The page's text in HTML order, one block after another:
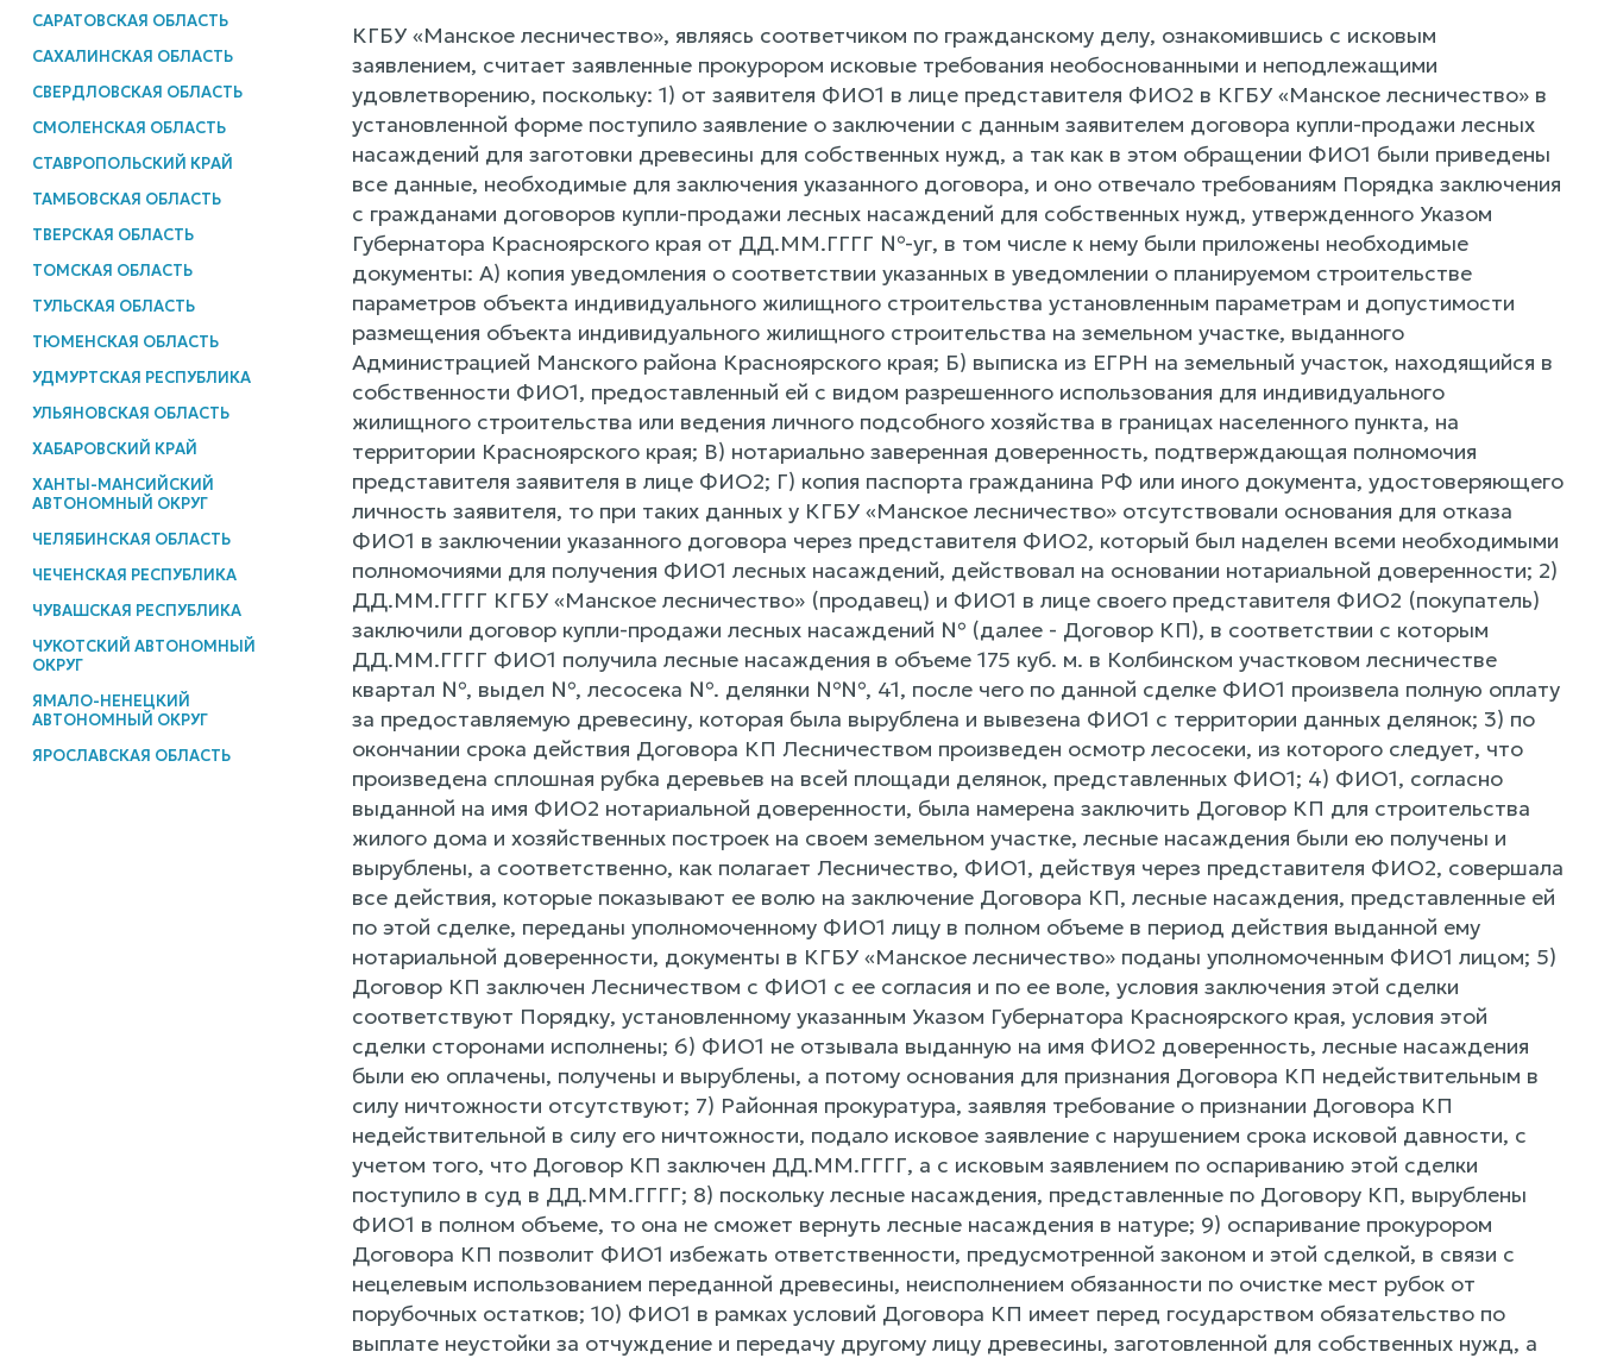
САРАТОВСКАЯ ОБЛАСТЬ
САХАЛИНСКАЯ ОБЛАСТЬ
СВЕРДЛОВСКАЯ ОБЛАСТЬ
СМОЛЕНСКАЯ ОБЛАСТЬ
СТАВРОПОЛЬСКИЙ КРАЙ
ТАМБОВСКАЯ ОБЛАСТЬ
ТВЕРСКАЯ ОБЛАСТЬ
ТОМСКАЯ ОБЛАСТЬ
ТУЛЬСКАЯ ОБЛАСТЬ
ТЮМЕНСКАЯ ОБЛАСТЬ
УДМУРТСКАЯ РЕСПУБЛИКА
УЛЬЯНОВСКАЯ ОБЛАСТЬ
ХАБАРОВСКИЙ КРАЙ
ХАНТЫ-МАНСИЙСКИЙ
АВТОНОМНЫЙ ОКРУГ
ЧЕЛЯБИНСКАЯ ОБЛАСТЬ
ЧЕЧЕНСКАЯ РЕСПУБЛИКА
ЧУВАШСКАЯ РЕСПУБЛИКА
ЧУКОТСКИЙ АВТОНОМНЫЙ
ОКРУГ
ЯМАЛО-НЕНЕЦКИЙ
АВТОНОМНЫЙ ОКРУГ
ЯРОСЛАВСКАЯ ОБЛАСТЬ
КГБУ «Манское лесничество», являясь соответчиком по гражданскому делу, ознакомившись с исковым
заявлением, считает заявленные прокурором исковые требования необоснованными и неподлежащими
удовлетворению, поскольку: 1) от заявителя ФИО1 в лице представителя ФИО2 в КГБУ «Манское лесничество» в
установленной форме поступило заявление о заключении с данным заявителем договора купли-продажи лесных
насаждений для заготовки древесины для собственных нужд, а так как в этом обращении ФИО1 были приведены
все данные, необходимые для заключения указанного договора, и оно отвечало требованиям Порядка заключения
с гражданами договоров купли-продажи лесных насаждений для собственных нужд, утвержденного Указом
Губернатора Красноярского края от ДД.ММ.ГГГГ №-уг, в том числе к нему были приложены необходимые
документы: А) копия уведомления о соответствии указанных в уведомлении о планируемом строительстве
параметров объекта индивидуального жилищного строительства установленным параметрам и допустимости
размещения объекта индивидуального жилищного строительства на земельном участке, выданного
Администрацией Манского района Красноярского края; Б) выписка из ЕГРН на земельный участок, находящийся в
собственности ФИО1, предоставленный ей с видом разрешенного использования для индивидуального
жилищного строительства или ведения личного подсобного хозяйства в границах населенного пункта, на
территории Красноярского края; В) нотариально заверенная доверенность, подтверждающая полномочия
представителя заявителя в лице ФИО2; Г) копия паспорта гражданина РФ или иного документа, удостоверяющего
личность заявителя, то при таких данных у КГБУ «Манское лесничество» отсутствовали основания для отказа
ФИО1 в заключении указанного договора через представителя ФИО2, который был наделен всеми необходимыми
полномочиями для получения ФИО1 лесных насаждений, действовал на основании нотариальной доверенности; 2)
ДД.ММ.ГГГГ КГБУ «Манское лесничество» (продавец) и ФИО1 в лице своего представителя ФИО2 (покупатель)
заключили договор купли-продажи лесных насаждений № (далее - Договор КП), в соответствии с которым
ДД.ММ.ГГГГ ФИО1 получила лесные насаждения в объеме 175 куб. м. в Колбинском участковом лесничестве
квартал №, выдел №, лесосека №. делянки №№, 41, после чего по данной сделке ФИО1 произвела полную оплату
за предоставляемую древесину, которая была вырублена и вывезена ФИО1 с территории данных делянок; 3) по
окончании срока действия Договора КП Лесничеством произведен осмотр лесосеки, из которого следует, что
произведена сплошная рубка деревьев на всей площади делянок, представленных ФИО1; 4) ФИО1, согласно
выданной на имя ФИО2 нотариальной доверенности, была намерена заключить Договор КП для строительства
жилого дома и хозяйственных построек на своем земельном участке, лесные насаждения были ею получены и
вырублены, а соответственно, как полагает Лесничество, ФИО1, действуя через представителя ФИО2, совершала
все действия, которые показывают ее волю на заключение Договора КП, лесные насаждения, представленные ей
по этой сделке, переданы уполномоченному ФИО1 лицу в полном объеме в период действия выданной ему
нотариальной доверенности, документы в КГБУ «Манское лесничество» поданы уполномоченным ФИО1 лицом; 5)
Договор КП заключен Лесничеством с ФИО1 с ее согласия и по ее воле, условия заключения этой сделки
соответствуют Порядку, установленному указанным Указом Губернатора Красноярского края, условия этой
сделки сторонами исполнены; 6) ФИО1 не отзывала выданную на имя ФИО2 доверенность, лесные насаждения
были ею оплачены, получены и вырублены, а потому основания для признания Договора КП недействительным в
силу ничтожности отсутствуют; 7) Районная прокуратура, заявляя требование о признании Договора КП
недействительной в силу его ничтожности, подало исковое заявление с нарушением срока исковой давности, с
учетом того, что Договор КП заключен ДД.ММ.ГГГГ, а с исковым заявлением по оспариванию этой сделки
поступило в суд в ДД.ММ.ГГГГ; 8) поскольку лесные насаждения, представленные по Договору КП, вырублены
ФИО1 в полном объеме, то она не сможет вернуть лесные насаждения в натуре; 9) оспаривание прокурором
Договора КП позволит ФИО1 избежать ответственности, предусмотренной законом и этой сделкой, в связи с
нецелевым использованием переданной древесины, неисполнением обязанности по очистке мест рубок от
порубочных остатков; 10) ФИО1 в рамках условий Договора КП имеет перед государством обязательство по
выплате неустойки за отчуждение и передачу другому лицу древесины, заготовленной для собственных нужд, а